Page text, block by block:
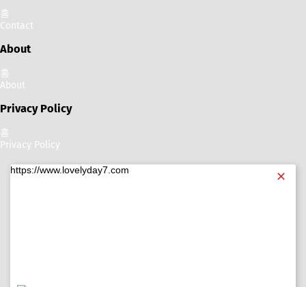
홈
Contact
About
홈
About
Privacy Policy
홈
Privacy Policy
✕
https://www.lovelyday7.com